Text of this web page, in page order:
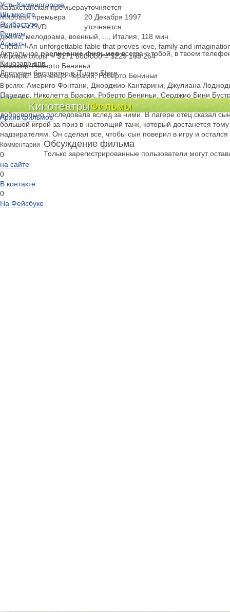
Усть-Каменогорске
Шымкенте
Экибастузе
Рудном
Алматы
Актуальноерасписание фильмоввсегда с тобой, в твоем
Кинозавр.апп
Доступен бесплатно в iTunes Store
КинотеатрыФильмы
Новости
Киноклубы
Архив фильмов
Казахстанская премьерауточняется
Мировая премьера
20 Декабря 1997
Релиз на DVD
уточняется
драма, мелодрама, военный, ..., Италия, 118 мин.
Слоган:«An unforgettable fable that proves love, family and
Мировые сборы:+ $171 600 000 = $229 163 264
Режиссер:Роберто Бениньи
Сценарий: Винченцо Черами, Роберто Бениньи
В ролях: Америго Фонтани, Джорджио Кантарини, Джулиана
Паредес, Николетта Браски, Роберто Бениньи, Серджио Бини
Во время II Мировой войны в Италии в концлагерь были
добровольно последовала вслед за ними. В лагере отец сказал
большой игрой за приз в настоящий танк, который достанется
надзирателям. Он сделал все, чтобы сын поверил в игру и
Комментарии
0
на сайте
0
В контакте
0
На Фейсбуке
Обсуждение фильма
Только зарегистрированные пользователи могут